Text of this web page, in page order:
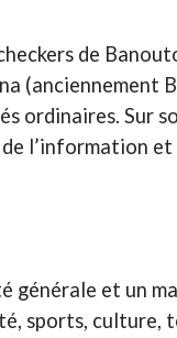
de
(anciennement
ordinaires. Sur
l’information et
générale et un
sports, culture,